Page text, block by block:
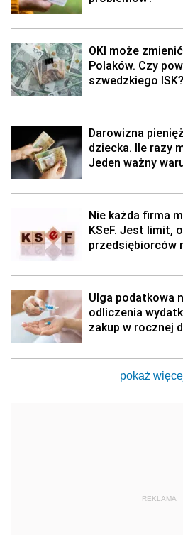
OKI może
Polaków. Czy
szwedzkiego ISK?
Darowizna
dziecka. Ile razy
Jeden ważny
Nie każda firma
KSeF. Jest limit,
przedsiębiorców
Ulga podatkowa
odliczenia
zakup w rocznej
pokaż
REKLAMA